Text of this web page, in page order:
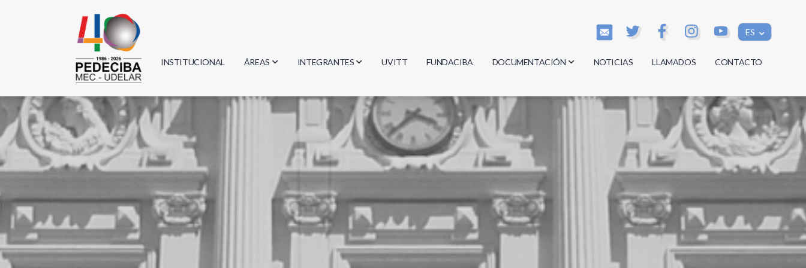
ES
INSTITUCIONAL ÁREAS
Biología
Informática
Matemática
INTEGRANTES
Investigadores
Estudiantes
Egresados
UVITT FUNDACIBA DOCUMENTACIÓN
Actas
Reglamentos
Documentos
NOTICIAS LLAMADOS CONTACTO